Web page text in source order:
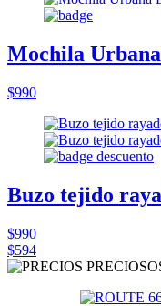
Mochila
$990
Buzo tejido
$990
$594